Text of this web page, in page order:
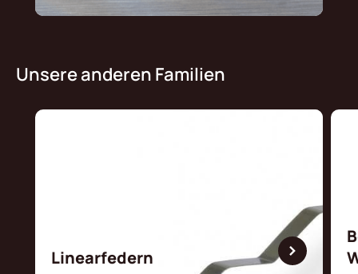
Unsere anderen Familien
Linearfedern